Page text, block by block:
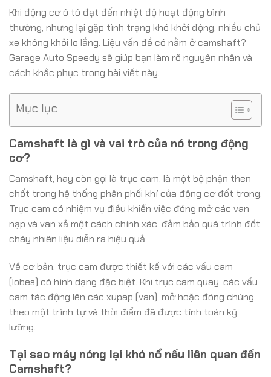
Khi động cơ ô tô đạt đến nhiệt độ hoạt động bình
thường, nhưng lại gặp tình trạng khó khởi động, nhiều chủ
xe không khỏi lo lắng. Liệu vấn đề có nằm ở camshaft?
Garage Auto Speedy sẽ giúp bạn làm rõ nguyên nhân và
cách khắc phục trong bài viết này.
Mục lục
Camshaft là gì và vai trò của nó trong động
cơ?
Camshaft, hay còn gọi là trục cam, là một bộ phận then
chốt trong hệ thống phân phối khí của động cơ đốt trong.
Trục cam có nhiệm vụ điều khiển việc đóng mở các van
nạp và van xả một cách chính xác, đảm bảo quá trình đốt
cháy nhiên liệu diễn ra hiệu quả.
Về cơ bản, trục cam được thiết kế với các vấu cam
(lobes) có hình dạng đặc biệt. Khi trục cam quay, các vấu
cam tác động lên các xupap (van), mở hoặc đóng chúng
theo một trình tự và thời điểm đã được tính toán kỹ
lưỡng.
Tại sao máy nóng lại khó nổ nếu liên quan đến
Camshaft?